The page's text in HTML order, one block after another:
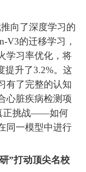
向了深度学习的
V3的迁移学习，
学习率优化，将
提升了3.2%。这
有了完整的认知
心脏疾病检测项
正挑战——如何
同一模型中进行
”打动顶尖名校